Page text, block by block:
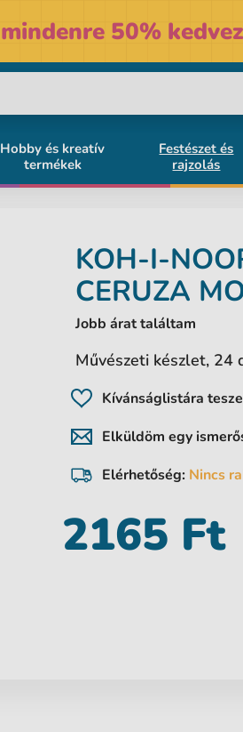
mindenre 50%
Hobby és kreatív
termékek
Festészet és
rajzolás
KOH-I-
CERUZA
Jobb árat találtam
Művészeti készlet, 24
Kívánságlistára
Elküldöm egy
Elérhetőség: Nincs
2165 Ft